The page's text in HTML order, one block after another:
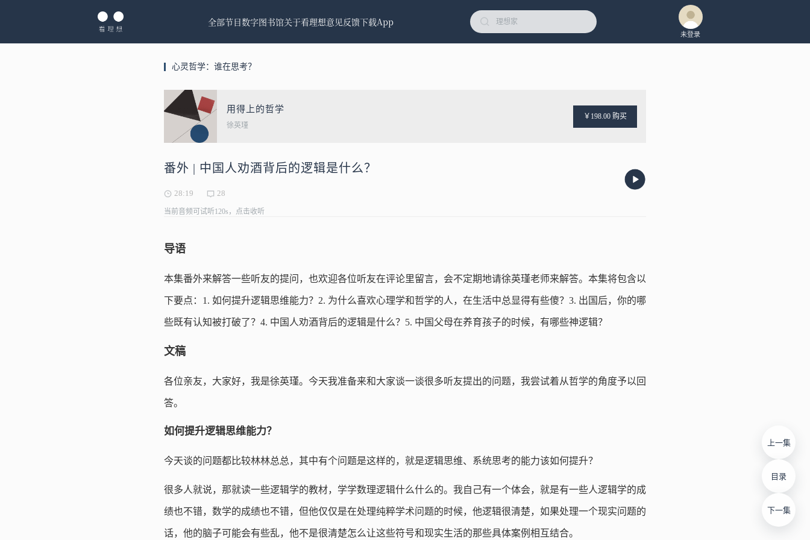
全部节目数字图书馆关于看理想意见反馈下载App
未登录
心灵哲学：谁在思考？
用得上的哲学
徐英瑾
￥198.00 购买
番外 | 中国人劝酒背后的逻辑是什么？
28:19 28
当前音频可试听120s，点击收听
上一集
目录
下一集
导语
本集番外来解答一些听友的提问，也欢迎各位听友在评论里留言，会不定期地请徐英瑾老师来解答。本集将包含以
下要点：1. 如何提升逻辑思维能力？2. 为什么喜欢心理学和哲学的人，在生活中总显得有些傻？3. 出国后，你的哪
些既有认知被打破了？4. 中国人劝酒背后的逻辑是什么？5. 中国父母在养育孩子的时候，有哪些神逻辑？
文稿
各位亲友，大家好，我是徐英瑾。今天我准备来和大家谈一谈很多听友提出的问题，我尝试着从哲学的角度予以回
答。
如何提升逻辑思维能力？
今天谈的问题都比较林林总总，其中有个问题是这样的，就是逻辑思维、系统思考的能力该如何提升？
很多人就说，那就读一些逻辑学的教材，学学数理逻辑什么什么的。我自己有一个体会，就是有一些人逻辑学的成
绩也不错，数学的成绩也不错，但他仅仅是在处理纯粹学术问题的时候，他逻辑很清楚，如果处理一个现实问题的
话，他的脑子可能会有些乱，他不是很清楚怎么让这些符号和现实生活的那些具体案例相互结合。